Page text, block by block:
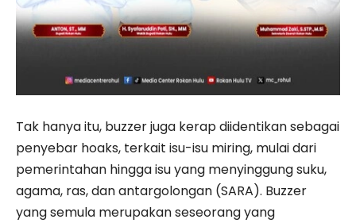
Tak hanya itu, buzzer juga kerap diidentikan sebagai
penyebar hoaks, terkait isu-isu miring, mulai dari
pemerintahan hingga isu yang menyinggung suku,
agama, ras, dan antargolongan (SARA). Buzzer
yang semula merupakan seseorang yang